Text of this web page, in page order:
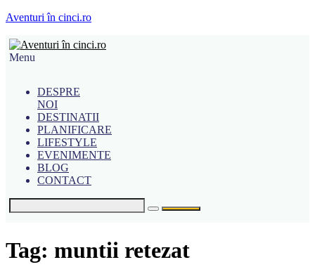
Aventuri în cinci.ro
Menu
DESPRE
NOI
DESTINATII
PLANIFICARE
LIFESTYLE
EVENIMENTE
BLOG
CONTACT
Tag: muntii retezat